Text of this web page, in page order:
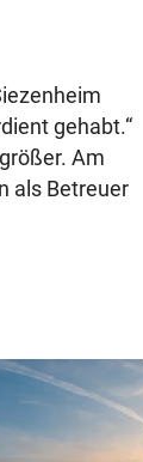
gehabt.“
Am
als Betreuer